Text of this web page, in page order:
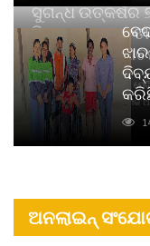
ସୁଗନ୍ଧ ଉତ୍କର୍ଷର
ପିୟୋର୍‌ ଅଗରବତୀ
ନବସୃଜନ
ବାଉଁଶ ବିହୀନ କଠିନ ଧୂପ ଏବଂ
ଦୀର୍ଘସ୍ଥାୟିତା ଏବଂ
ଅନଲାଇନ୍